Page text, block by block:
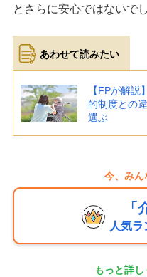
とさらに安心ではないで
【FPが解
的制度との
選ぶ
今、みん
「
人気ラ
もっと詳